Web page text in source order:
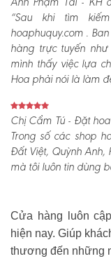
Anh Phạm Tài - KH
“Sau khi tìm
hoaphuquy.com .
hàng trực tuyến
mình thấy việc lựa
Hoa phải nói là làm
Chị Cẩm Tú - Đặt
Trong số các shop
Đất Việt, Quỳnh Anh,
mà tôi luôn tin dùng
Cửa hàng luôn
hiện nay. Giúp
thương đến những